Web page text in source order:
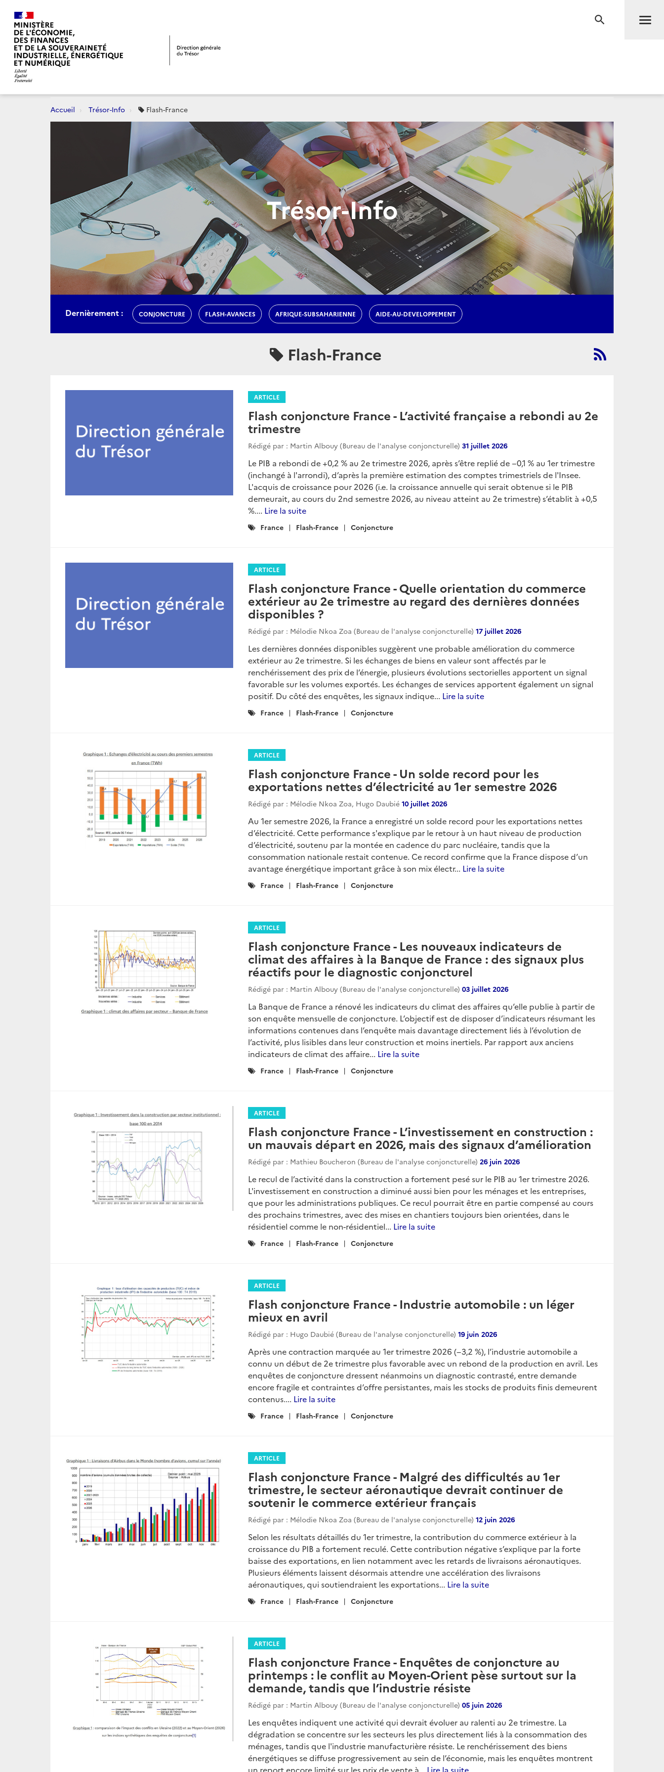
RECHERCHE
Accueil Trésor-Info Flash-France
Trésor-Info
Dernièrement : CONJONCTURE FLASH-AVANCES AFRIQUE-SUBSAHARIENNE AIDE-AU-DEVELOPPEMENT
Flash-France
ARTICLE
Flash conjoncture France - L’activité française a rebondi au 2e
trimestre
Rédigé par : Martin Albouy (Bureau de l'analyse conjoncturelle) 31 juillet 2026
Le PIB a rebondi de +0,2 % au 2e trimestre 2026, après s’être replié de −0,1 % au 1er trimestre
(inchangé à l'arrondi), d’après la première estimation des comptes trimestriels de l'Insee.
L'acquis de croissance pour 2026 (i.e. la croissance annuelle qui serait obtenue si le PIB
demeurait, au cours du 2nd semestre 2026, au niveau atteint au 2e trimestre) s’établit à +0,5
%.... Lire la suite
Catégories
France Flash-France Conjoncture
ARTICLE
Flash conjoncture France - Quelle orientation du commerce
extérieur au 2e trimestre au regard des dernières données
disponibles ?
Rédigé par : Mélodie Nkoa Zoa (Bureau de l'analyse conjoncturelle) 17 juillet 2026
Les dernières données disponibles suggèrent une probable amélioration du commerce
extérieur au 2e trimestre. Si les échanges de biens en valeur sont affectés par le
renchérissement des prix de l’énergie, plusieurs évolutions sectorielles apportent un signal
favorable sur les volumes exportés. Les échanges de services apportent également un signal
positif. Du côté des enquêtes, les signaux indique... Lire la suite
Catégories
France Flash-France Conjoncture
ARTICLE
Flash conjoncture France - Un solde record pour les
exportations nettes d’électricité au 1er semestre 2026
Rédigé par : Mélodie Nkoa Zoa, Hugo Daubié 10 juillet 2026
Au 1er semestre 2026, la France a enregistré un solde record pour les exportations nettes
d’électricité. Cette performance s'explique par le retour à un haut niveau de production
d’électricité, soutenu par la montée en cadence du parc nucléaire, tandis que la
consommation nationale restait contenue. Ce record confirme que la France dispose d’un
avantage énergétique important grâce à son mix électr... Lire la suite
Catégories
France Flash-France Conjoncture
ARTICLE
Flash conjoncture France - Les nouveaux indicateurs de
climat des affaires à la Banque de France : des signaux plus
réactifs pour le diagnostic conjoncturel
Rédigé par : Martin Albouy (Bureau de l'analyse conjoncturelle) 03 juillet 2026
La Banque de France a rénové les indicateurs du climat des affaires qu’elle publie à partir de
son enquête mensuelle de conjoncture. L’objectif est de disposer d’indicateurs résumant les
informations contenues dans l’enquête mais davantage directement liés à l’évolution de
l’activité, plus lisibles dans leur construction et moins inertiels. Par rapport aux anciens
indicateurs de climat des affaire... Lire la suite
Catégories
France Flash-France Conjoncture
ARTICLE
Flash conjoncture France - L’investissement en construction :
un mauvais départ en 2026, mais des signaux d’amélioration
Rédigé par : Mathieu Boucheron (Bureau de l'analyse conjoncturelle) 26 juin 2026
Le recul de l’activité dans la construction a fortement pesé sur le PIB au 1er trimestre 2026.
L'investissement en construction a diminué aussi bien pour les ménages et les entreprises,
que pour les administrations publiques. Ce recul pourrait être en partie compensé au cours
des prochains trimestres, avec des mises en chantiers toujours bien orientées, dans le
résidentiel comme le non-résidentiel... Lire la suite
Catégories
France Flash-France Conjoncture
ARTICLE
Flash conjoncture France - Industrie automobile : un léger
mieux en avril
Rédigé par : Hugo Daubié (Bureau de l'analyse conjoncturelle) 19 juin 2026
Après une contraction marquée au 1er trimestre 2026 (−3,2 %), l’industrie automobile a
connu un début de 2e trimestre plus favorable avec un rebond de la production en avril. Les
enquêtes de conjoncture dressent néanmoins un diagnostic contrasté, entre demande
encore fragile et contraintes d’offre persistantes, mais les stocks de produits finis demeurent
contenus.... Lire la suite
Catégories
France Flash-France Conjoncture
ARTICLE
Flash conjoncture France - Malgré des difficultés au 1er
trimestre, le secteur aéronautique devrait continuer de
soutenir le commerce extérieur français
Rédigé par : Mélodie Nkoa Zoa (Bureau de l'analyse conjoncturelle) 12 juin 2026
Selon les résultats détaillés du 1er trimestre, la contribution du commerce extérieur à la
croissance du PIB a fortement reculé. Cette contribution négative s’explique par la forte
baisse des exportations, en lien notamment avec les retards de livraisons aéronautiques.
Plusieurs éléments laissent désormais attendre une accélération des livraisons
aéronautiques, qui soutiendraient les exportations... Lire la suite
Catégories
France Flash-France Conjoncture
ARTICLE
Flash conjoncture France - Enquêtes de conjoncture au
printemps : le conflit au Moyen-Orient pèse surtout sur la
demande, tandis que l’industrie résiste
Rédigé par : Martin Albouy (Bureau de l'analyse conjoncturelle) 05 juin 2026
Les enquêtes indiquent une activité qui devrait évoluer au ralenti au 2e trimestre. La
dégradation se concentre sur les secteurs les plus directement liés à la consommation des
ménages, tandis que l'industrie manufacturière résiste. Le renchérissement des biens
énergétiques se diffuse progressivement au sein de l’économie, mais les enquêtes montrent
un report encore limité sur les prix de vente à... Lire la suite